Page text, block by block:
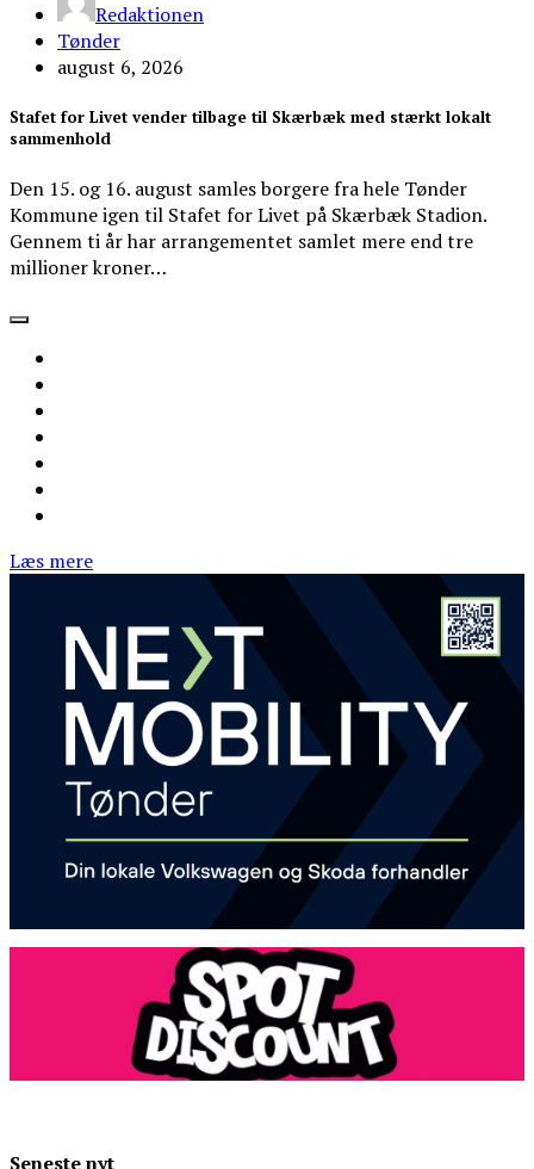
Redaktionen
Tønder
august 6, 2026
Stafet for Livet vender tilbage til Skærbæk med stærkt lokalt
sammenhold
Den 15. og 16. august samles borgere fra hele Tønder
Kommune igen til Stafet for Livet på Skærbæk Stadion.
Gennem ti år har arrangementet samlet mere end tre
millioner kroner…
Læs mere
Seneste nyt